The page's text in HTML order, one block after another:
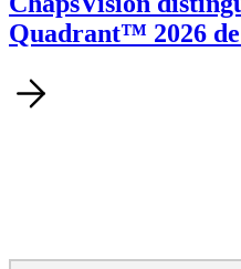
Quadrant™ 2026